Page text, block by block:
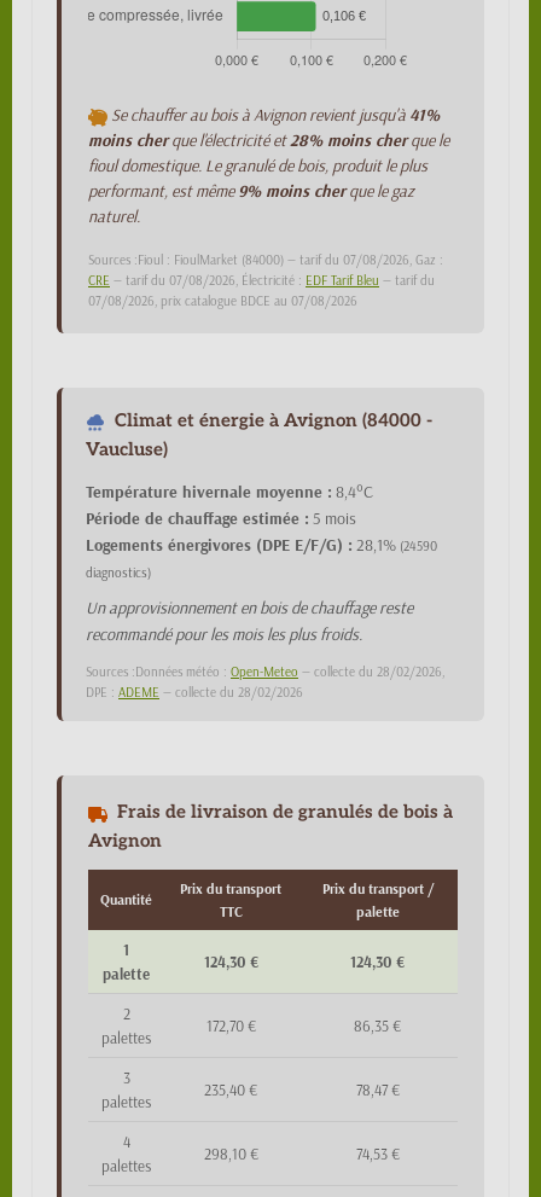
Se chauffer au bois à Avignon revient jusqu'à 41%
moins cherque l'électricité et28% moins cherque le
fioul domestique. Le granulé de bois, produit le plus
performant, est même9% moins cherque le gaz
naturel.
Sources :Fioul : FioulMarket (84000) — tarif du 07/08/2026, Gaz :
CRE — tarif du 07/08/2026, Électricité : EDF Tarif Bleu — tarif du
07/08/2026, prix catalogue BDCE au 07/08/2026
Climat et énergie à Avignon (84000 -
Vaucluse)
Température hivernale moyenne : 8,4°C
Période de chauffage estimée : 5 mois
Logements énergivores (DPE E/F/G) : 28,1% (24590
diagnostics)
Un approvisionnement en bois de chauffage reste
recommandé pour les mois les plus froids.
Sources :Données météo : Open-Meteo — collecte du 28/02/2026,
DPE : ADEME — collecte du 28/02/2026
Frais de livraison de granulés de bois à
Avignon
Quantité
Prix du transport
TTC
Prix du transport /
palette
1
palette
124,30 € 124,30 €
2
palettes
172,70 € 86,35 €
3
palettes
235,40 € 78,47 €
4
palettes
298,10 € 74,53 €